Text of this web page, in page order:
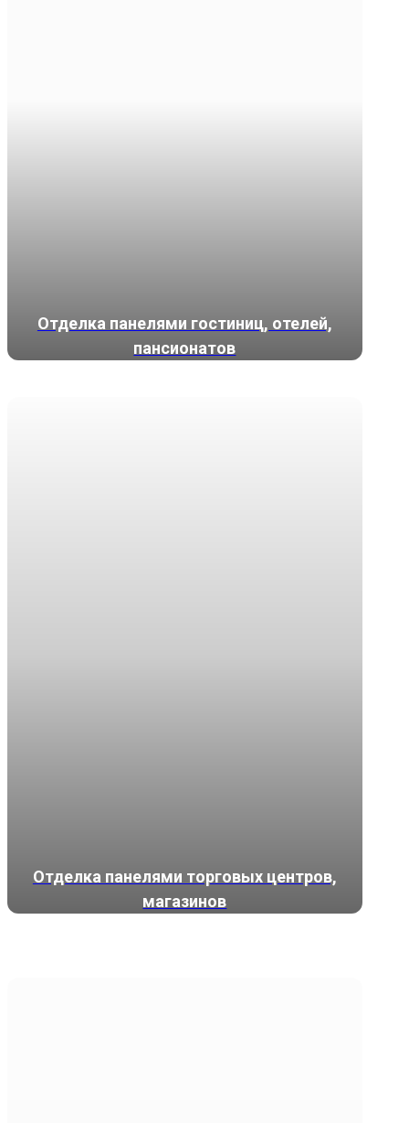
Отделка панелями гостиниц, отелей,
пансионатов
Отделка панелями торговых центров,
магазинов